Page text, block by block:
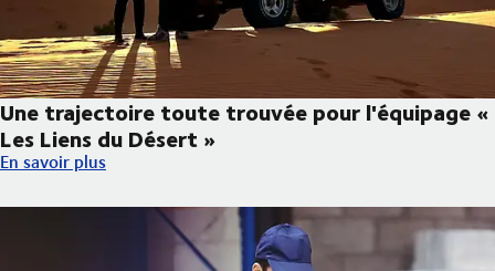
Une trajectoire toute trouvée pour l'équipage «
Les Liens du Désert »
Une trajectoire toute trouvée pour l'équipage « Les Liens du
En savoir plus